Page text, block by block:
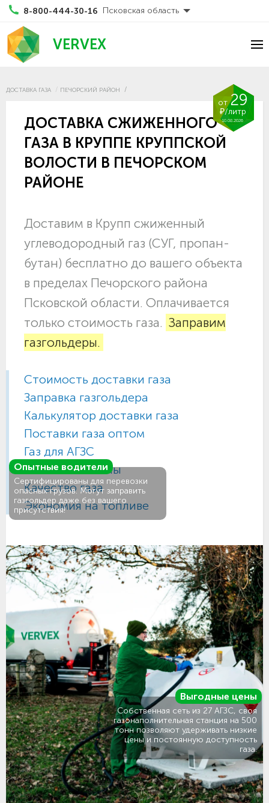
8-800-444-30-16 Псковская область
VERVEX
ДОСТАВКА ГАЗА ПЕЧОРСКИЙ РАЙОН
от29
₽/литр
10.08.2026
ДОСТАВКА СЖИЖЕННОГО
ГАЗА В КРУППЕ КРУППСКОЙ
ВОЛОСТИ В ПЕЧОРСКОМ
РАЙОНЕ
Доставим в Крупп сжиженный
углеводородный газ (СУГ, пропан-
бутан) бесплатно до вашего объекта
в пределах Печорского района
Псковской области. Оплачивается
только стоимость газа. Заправим
газгольдеры.
Стоимость доставки газа
Заправка газгольдера
Калькулятор доставки газа
Поставки газа оптом
Газ для АГЗС
Газовые баллоны
Качество газа
Экономия на топливе
Опытные водители
Сертифицированы для перевозки
опасных грузов. Могут заправить
газгольдер даже без вашего
присутствия!
Выгодные цены
Собственная сеть из 27 АГЗС, своя
газонаполнительная станция на 500
тонн позволяют удерживать низкие
цены и постоянную доступность
газа.